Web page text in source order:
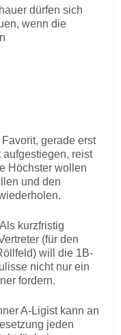
dürfen sich
wenn die
gerade erst
reist
Höchster wollen
und den
kurzfristig
(für den
will die 1B-
nicht nur ein
fordern.
A-Ligist kann an
jeden